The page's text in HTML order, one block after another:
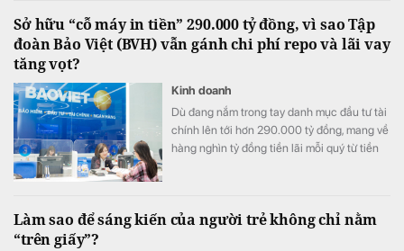
biến một tập đoàn bất động sản đang vật
lộn với khó khăn trở thành một "đội quân
Sở hữu “cỗ máy in tiền” 290.000 tỷ đồng, vì sao Tập
đoàn Bảo Việt (BVH) vẫn gánh chi phí repo và lãi vay
tăng vọt?
Kinh doanh
Dù đang nắm trong tay danh mục đầu tư tài
chính lên tới hơn 290.000 tỷ đồng, mang về
hàng nghìn tỷ đồng tiền lãi mỗi quý từ tiền
nhất là khoản chi phí repo và lãi vay tăng
Làm sao để sáng kiến của người trẻ không chỉ nằm
“trên giấy”?